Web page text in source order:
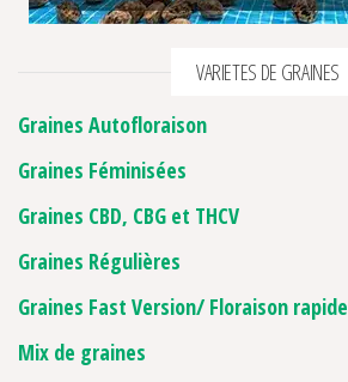
VARIETES DE GRAINES
Graines Autofloraison
Graines Féminisées
Graines CBD, CBG et THCV
Graines Régulières
Graines Fast Version/ Floraison rapide
Mix de graines